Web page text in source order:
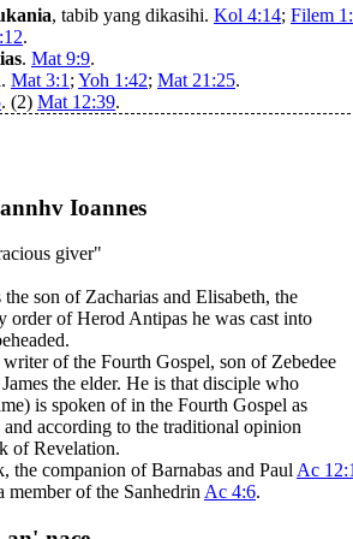
, tabib yang dikasihi. Kol 4:14; Filem
.
. Mat 9:9.
. Mat 3:1 ; Yoh 1:42; Mat 21:25.
. (2) Mat 12:39.
Ioannes
giver"
son of Zacharias and Elisabeth, the
order of Herod Antipas he was cast into
of the Fourth Gospel, son of Zebedee
the elder. He is that disciple who
is spoken of in the Fourth Gospel as
and according to the traditional opinion
of Revelation.
the companion of Barnabas and PaulAc
member of the SanhedrinAc 4:6.